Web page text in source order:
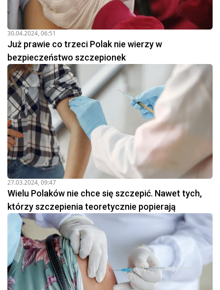
30.04.2024, 06:51
Już prawie co trzeci Polak nie wierzy w
bezpieczeństwo szczepionek
27.03.2024, 09:47
Wielu Polaków nie chce się szczepić. Nawet tych,
którzy szczepienia teoretycznie popierają